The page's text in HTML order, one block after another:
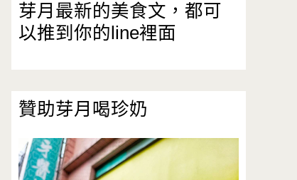
芽月最新的美食文，都可
以推到你的line裡面
贊助芽月喝珍奶